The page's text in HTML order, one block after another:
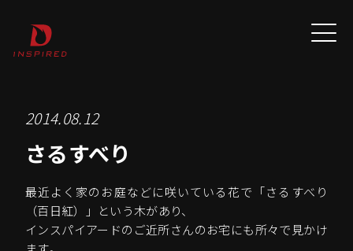
2014.08.12
さるすべり
最近よく家のお庭などに咲いている花で「さるすべり
（百日紅）」という木があり、
インスパイアードのご近所さんのお宅にも所々で見かけ